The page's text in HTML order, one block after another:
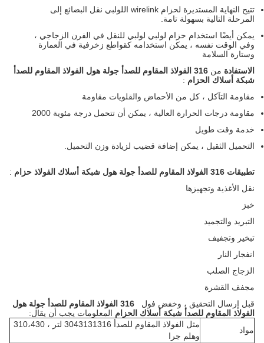
تتيح النهاية المستديرة لحزام wirelink اللولبي نقل البضائع إلى
المرحلة التالية بسهولة تامة.
يمكن أيضًا استخدام حزام لولبي لولبي للنقل في الفرن الزجاجي ،
وفي الوقت نفسه ، يمكن استخدامه كقواطع زخرفية في العمارة
وستارة السلامة
الاستفادةمن
316 الفولاذ المقاوم للصدأ جولة هول الفولاذ المقاوم للصدأ
شبكة أسلاك الحزام :
مقاومة التآكل ، كل من الأحماض والقلويات مقاومة
مقاومة درجات الحرارة العالية ، يمكن أن تتحمل درجة مئوية 2000
خدمة وقت طويل
التحميل الثقيل ، يمكن إضافة قضيب لزيادة وزن التحميل.
تطبيقات 316 الفولاذ المقاوم للصدأ جولة هول شبكة أسلاك الفولاذ حزام
:
نقل الأغذية وتجهيزها
خبز
التبريد والتجميد
تبخير وتجفيف
انفجار النار
الزجاج الصلب
مجفف القشرة
قبل إرسال التحقيق ، وخفض فول
316 الفولاذ المقاوم للصدأ جولة هول
الفولاذ المقاوم للصدأ شبكة أسلاك الحزامالمعلومات يجب أن يقال:
مواد
مثل الفولاذ المقاوم للصدأ 3043131316 لتر ، 310،430
وهلم جرا